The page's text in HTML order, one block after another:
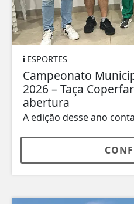
ESPORTES
Campeonato
2026 – Taça
abertura
A edição desse ano